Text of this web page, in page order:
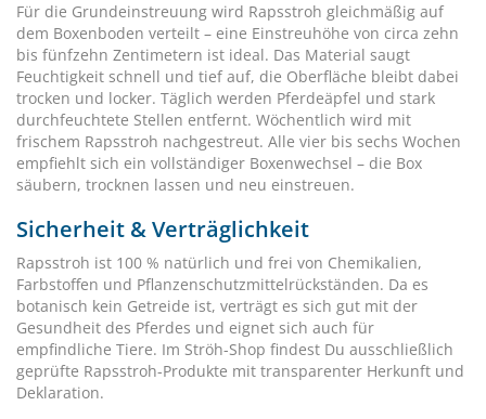
Für die Grundeinstreuung wird Rapsstroh gleichmäßig auf
dem Boxenboden verteilt – eine Einstreuhöhe von circa zehn
bis fünfzehn Zentimetern ist ideal. Das Material saugt
Feuchtigkeit schnell und tief auf, die Oberfläche bleibt dabei
trocken und locker. Täglich werden Pferdeäpfel und stark
durchfeuchtete Stellen entfernt. Wöchentlich wird mit
frischem Rapsstroh nachgestreut. Alle vier bis sechs Wochen
empfiehlt sich ein vollständiger Boxenwechsel – die Box
säubern, trocknen lassen und neu einstreuen.
Sicherheit & Verträglichkeit
Rapsstroh ist 100 % natürlich und frei von Chemikalien,
Farbstoffen und Pflanzenschutzmittelrückständen. Da es
botanisch kein Getreide ist, verträgt es sich gut mit der
Gesundheit des Pferdes und eignet sich auch für
empfindliche Tiere. Im Ströh-Shop findest Du ausschließlich
geprüfte Rapsstroh-Produkte mit transparenter Herkunft und
Deklaration.